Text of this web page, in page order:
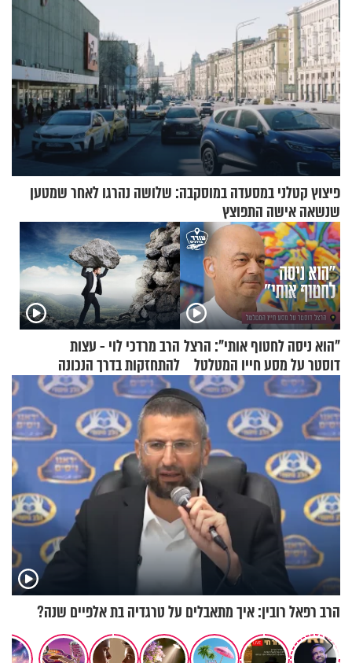
פיצוץ קטלני במסעדה במוסקבה: שלושה נהרגו לאחר שמטען
שנשאה אישה התפוצץ
"הוא ניסה לחטוף אותי": הרצל
דוסטר על מסע חייו המטלטל
הרב מרדכי לוי - עצות
להתחזקות בדרך הנכונה
הרב רפאל רובין: איך מתאבלים על טרגדיה בת אלפיים שנה?